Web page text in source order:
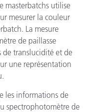
masterbatchs utilise
mesurer la couleur
La mesure
de paillasse
de translucidité et de
une représentation
les informations de
spectrophotomètre de